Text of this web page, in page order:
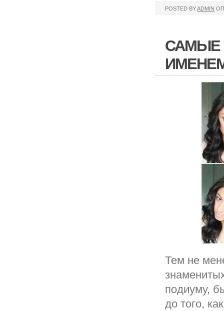
POSTED BYADMIN
САМЫЕ
Тем не
подиуму,
до того,